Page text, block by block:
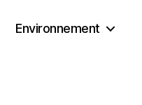
Environnement